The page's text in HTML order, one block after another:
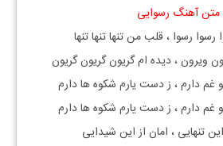
متن آهنگ رسوایی
رسوا ، قلب من تنها تنها تنها
ویرون ، دیده ام گریون گریون گریون
غم دارم ، ز دست یارم شکوه ها دارم
غم دارم ، ز دست یارم شکوه ها دارم
تنهایی ، امان از این شیدایی